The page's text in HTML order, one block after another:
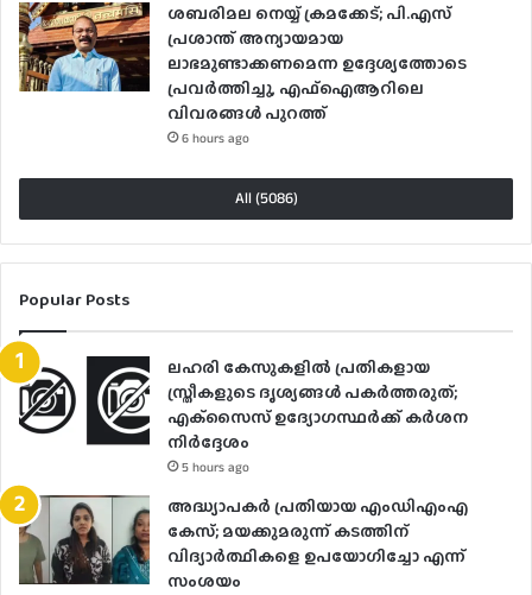
ശബരിമല നെയ്യ് ക്രമക്കേട്; പി.എസ്
പ്രശാന്ത് അന്യായമായ
ലാഭമുണ്ടാക്കണമെന്ന ഉദ്ദേശ്യത്തോടെ
പ്രവർത്തിച്ചു, എഫ്ഐആറിലെ
വിവരങ്ങൾ പുറത്ത്
6 hours ago
All (5086)
Popular Posts
ലഹരി കേസുകളിൽ പ്രതികളായ
സ്ത്രീകളുടെ ദൃശ്യങ്ങൾ പകർത്തരുത്;
എക്‌സൈസ് ഉദ്യോഗസ്ഥർക്ക് കർശന
നിർദ്ദേശം
5 hours ago
അദ്ധ്യാപകർ പ്രതിയായ എംഡിഎംഎ
കേസ്; മയക്കുമരുന്ന് കടത്തിന്
വിദ്യാർത്ഥികളെ ഉപയോ​ഗിച്ചോ എന്ന്
സംശയം